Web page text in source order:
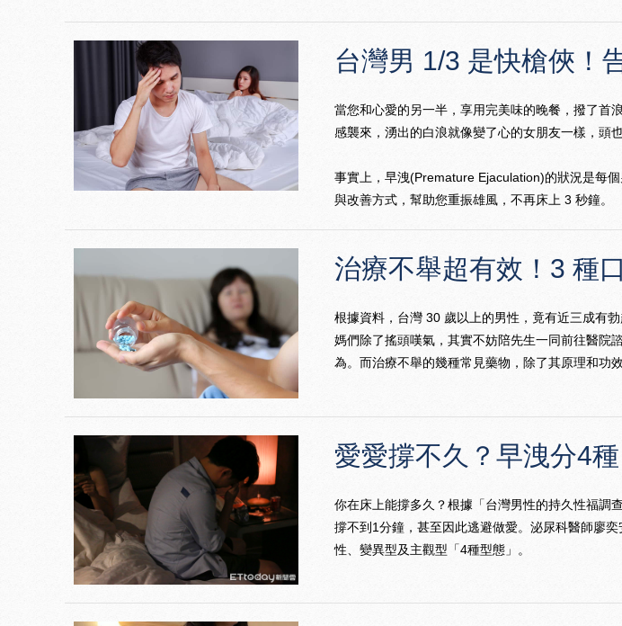
台灣男 1/3 是快槍俠！
當您和心愛的另一半，享用完美味的晚餐，撥了首
感襲來，湧出的白浪就像變了心的女朋友一樣，頭
事實上，早洩(Premature Ejaculation)的狀況是每
與改善方式，幫助您重振雄風，不再床上 3 秒鐘。
治療不舉超有效！3 種
根據資料，台灣 30 歲以上的男性，竟有近三成有
媽們除了搖頭嘆氣，其實不妨陪先生一同前往醫院
為。而治療不舉的幾種常見藥物，除了其原理和功
愛愛撐不久？早洩分4
你在床上能撐多久？根據「台灣男性的持久性福調
撐不到1分鐘，甚至因此逃避做愛。泌尿科醫師廖
性、變異型及主觀型「4種型態」。